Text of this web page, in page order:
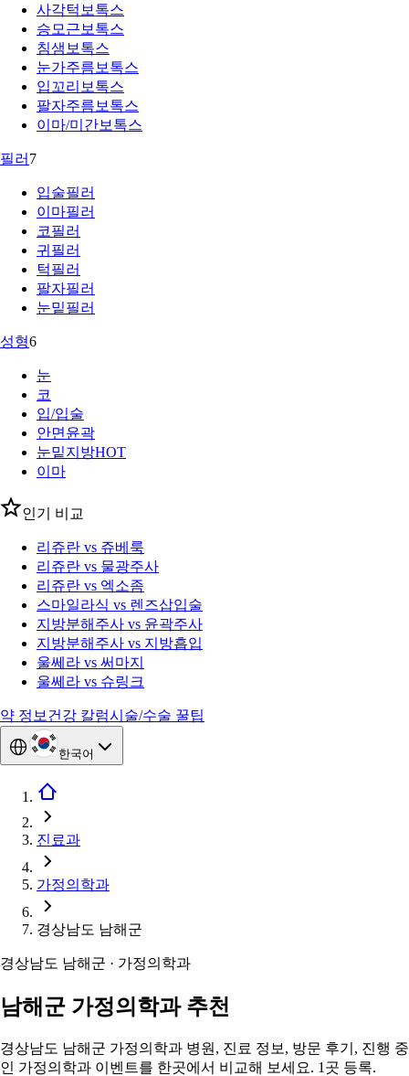
사각턱보톡스
승모근보톡스
침샘보톡스
눈가주름보톡스
입꼬리보톡스
팔자주름보톡스
이마/미간보톡스
필러 7
입술필러
이마필러
코필러
귀필러
턱필러
팔자필러
눈밑필러
성형6
눈
코
입/입술
안면윤곽
눈밑지방HOT
이마
인기 비교
리쥬란 vs 쥬베룩
리쥬란 vs 물광주사
리쥬란 vs 엑소좀
스마일라식 vs 렌즈삽입술
지방분해주사 vs 윤곽주사
지방분해주사 vs 지방흡입
울쎄라 vs 써마지
울쎄라 vs 슈링크
약 정보 건강 칼럼시술/수술 꿀팁
한국어
진료과
가정의학과
경상남도 남해군
경상남도 남해군 · 가정의학과
남해군 가정의학과 추천
경상남도 남해군 가정의학과 병원, 진료 정보, 방문 후기, 진행 중
인 가정의학과 이벤트를 한곳에서 비교해 보세요. 1곳 등록.